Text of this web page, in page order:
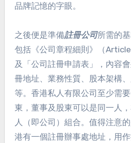
品牌記憶的字眼。
之後便是準備註冊公司所需的
包括《公司章程細則》（
及「公司註冊申請表」，內容
冊地址、業務性質、股本架構
等。香港私人有限公司至少需
東，董事及股東可以是同一人
人（即公司）組合。值得注意
港有一個註冊辦事處地址，用